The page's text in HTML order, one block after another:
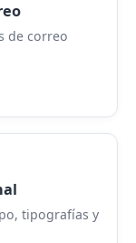
de correo
tipografías y